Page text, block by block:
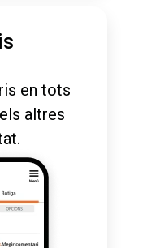
en tots
altres